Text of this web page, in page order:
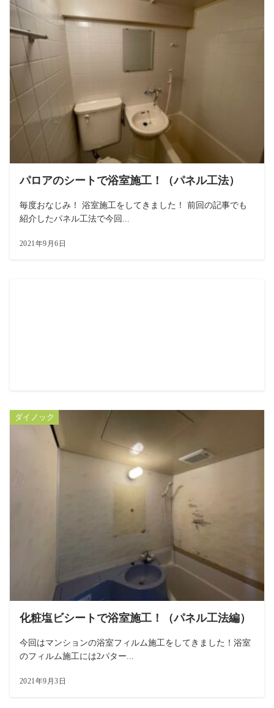
パロアのシートで浴室施工！（パネル工法）
毎度おなじみ！ 浴室施工をしてきました！ 前回の記事でも
紹介したパネル工法で今回...
2021年9月6日
ダイノック
化粧塩ビシートで浴室施工！（パネル工法編）
今回はマンションの浴室フィルム施工をしてきました！浴室
のフィルム施工には2パター...
2021年9月3日